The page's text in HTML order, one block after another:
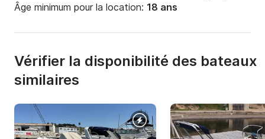
Âge minimum pour la location: 18 ans
Vérifier la disponibilité des bateaux
similaires